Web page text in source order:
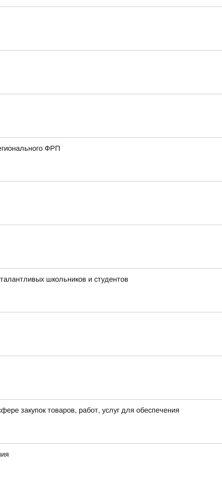
ФРП
школьников и студентов
закупок товаров, работ, услуг для обеспечения